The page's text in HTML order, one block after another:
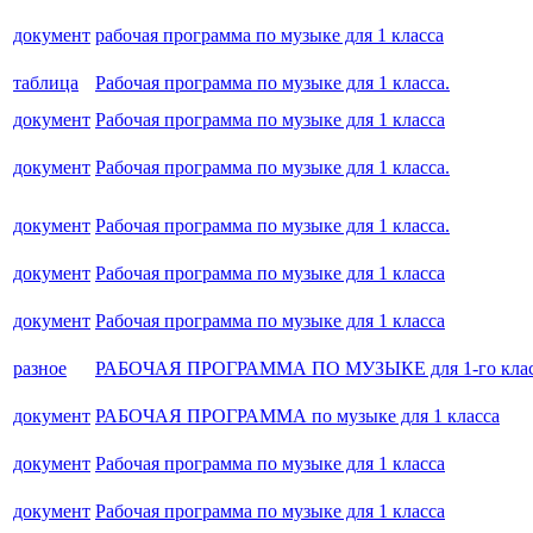
документ рабочая программа по музыке для 1 класса
таблица
Рабочая программа по музыке для 1 класса.
документ Рабочая программа по музыке для 1 класса
документ Рабочая программа по музыке для 1 класса.
документ Рабочая программа по музыке для 1 класса.
документ Рабочая программа по музыке для 1 класса
документ Рабочая программа по музыке для 1 класса
разное РАБОЧАЯ ПРОГРАММА ПО МУЗЫКЕ для 1-го
документ РАБОЧАЯ ПРОГРАММА по музыке для 1 класса
документ Рабочая программа по музыке для 1 класса
документ Рабочая программа по музыке для 1 класса